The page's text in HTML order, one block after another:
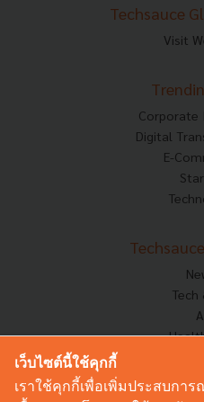
Techsauce
Visit
Corporate
Digital
E-
Tech
Saucy
เว็บไซต์นี้ใช้คุกกี้
เราใช้คุกกี้เพื่อเพิ่มประสบกา